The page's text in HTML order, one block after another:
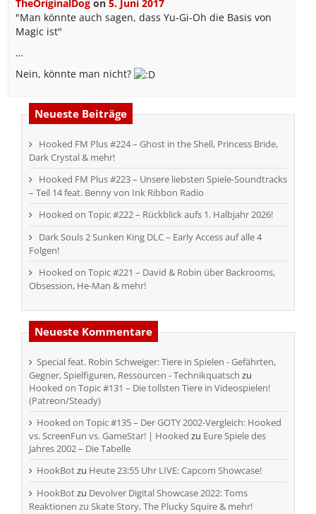
TheOriginalDogon 5. Juni 2017
"Man könnte auch sagen, dass Yu-Gi-Oh die Basis von
Magic ist"
…
Nein, könnte man nicht?
Neueste Beiträge
Hooked FM Plus #224 – Ghost in the Shell, Princess Bride,
Dark Crystal & mehr!
Hooked FM Plus #223 – Unsere liebsten Spiele-Soundtracks
– Teil 14 feat. Benny von Ink Ribbon Radio
Hooked on Topic #222 – Rückblick aufs 1. Halbjahr 2026!
Dark Souls 2 Sunken King DLC – Early Access auf alle 4
Folgen!
Hooked on Topic #221 – David & Robin über Backrooms,
Obsession, He-Man & mehr!
Neueste Kommentare
Special feat. Robin Schweiger: Tiere in Spielen - Gefährten,
Gegner, Spielfiguren, Ressourcen - Technikquatsch zu
Hooked on Topic #131 – Die tollsten Tiere in Videospielen!
(Patreon/Steady)
Hooked on Topic #135 – Der GOTY 2002-Vergleich: Hooked
vs. ScreenFun vs. GameStar! | Hooked zu Eure Spiele des
Jahres 2002 – Die Tabelle
HookBotzu Heute 23:55 Uhr LIVE: Capcom Showcase!
HookBotzu Devolver Digital Showcase 2022: Toms
Reaktionen zu Skate Story, The Plucky Squire & mehr!